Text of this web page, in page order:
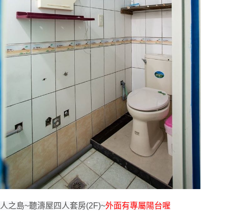
人之島~聽濤屋四人套房(2F)~外面有專屬陽台喔